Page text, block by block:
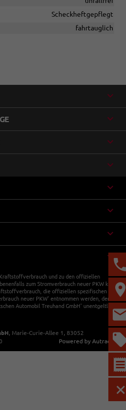
Scheckheftgepflegt
fahrtauglich
und zu den offiziellen
zum Stromverbrauch neuer PKW können
die offiziellen spezifischen CO2
neuer PKW' entnommen werden, der an
Automobil Treuhand GmbH' unentgeltlich
, Marie-Curie-Allee 1 , 83052
Powered by Autrado